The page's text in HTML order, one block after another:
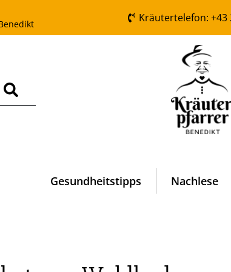
Kräutertelefon: +43
Gesundheitstipps Nachlese